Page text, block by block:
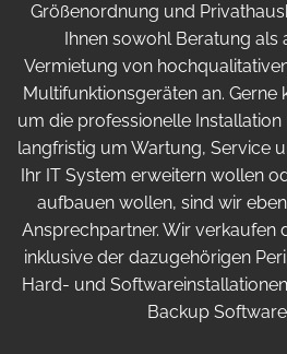
Größenordnung und
Ihnen sowohl Beratung als
Vermietung von
Multifunktionsgeräten an.
um die professionelle Installation
langfristig um Wartung, Service
Ihr IT System erweitern wollen
aufbauen wollen, sind wir
Ansprechpartner. Wir verkaufen
inklusive der dazugehörigen
Hard- und
Backup